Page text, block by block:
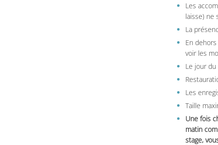
Les
laisse) ne
La
En
voir les
Le jour
Les
Taille
Une fois
matin
stage,